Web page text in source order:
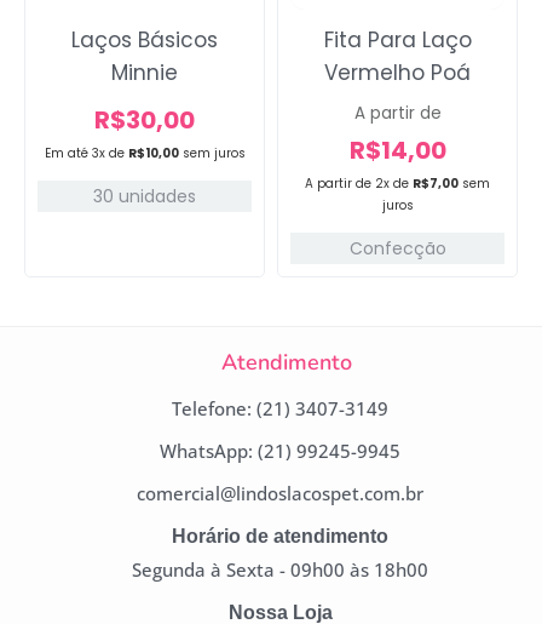
Em até 3x de R$10,00 sem juros
Laços Básicos
Minnie
R$30,00
30 unidades
A partir de 2x de R$7,00 sem
juros
Fita Para Laço
Vermelho Poá
A partir de
R$14,00
Confecção
Atendimento
Telefone: (21) 3407-3149
WhatsApp: (21) 99245-9945
comercial@lindoslacospet.com.br
Horário de atendimento
Segunda à Sexta - 09h00 às 18h00
Nossa Loja